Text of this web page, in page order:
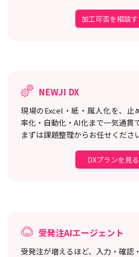
加工可否を相談す
NEWJI DX
現場のExcel・紙・属人化を、止
率化・自動化・AI化まで一気通貫
まずは課題整理からお任せくださ
DXプランを見る
受発注AIエージェント
受発注が増えるほど、入力・確認